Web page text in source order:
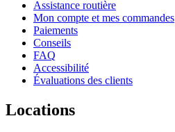
Assistance routière
Mon compte et mes commandes
Paiements
Conseils
FAQ
Accessibilité
Évaluations des clients
Locations